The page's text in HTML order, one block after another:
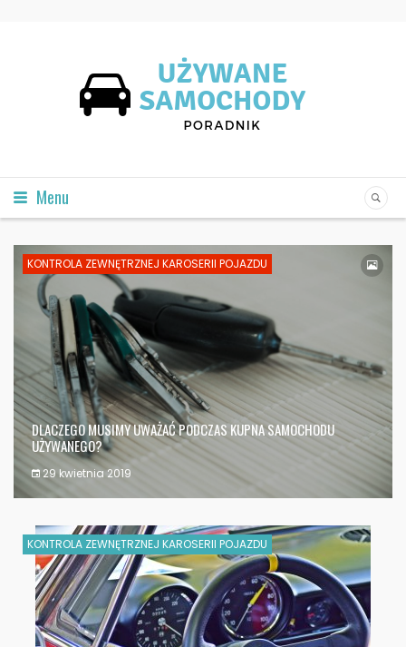
Menu
KONTROLA ZEWNĘTRZNEJ KAROSERII POJAZDU
DLACZEGO MUSIMY UWAŻAĆ PODCZAS KUPNA SAMOCHODU
UŻYWANEGO?
29 kwietnia 2019
KONTROLA ZEWNĘTRZNEJ KAROSERII POJAZDU